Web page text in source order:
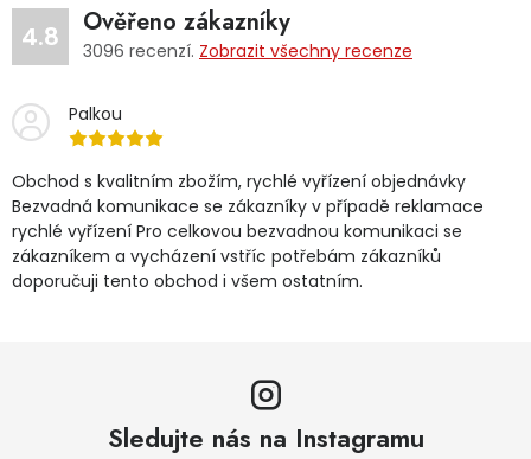
4.8 Ověřeno zákazníky
3096 recenzí. Zobrazit všechny recenze
Palkou
Obchod s kvalitním zbožím, rychlé vyřízení objednávky
Bezvadná komunikace se zákazníky v případě reklamace
rychlé vyřízení Pro celkovou bezvadnou komunikaci se
zákazníkem a vycházení vstříc potřebám zákazníků
doporučuji tento obchod i všem ostatním.
Sledujte nás na Instagramu